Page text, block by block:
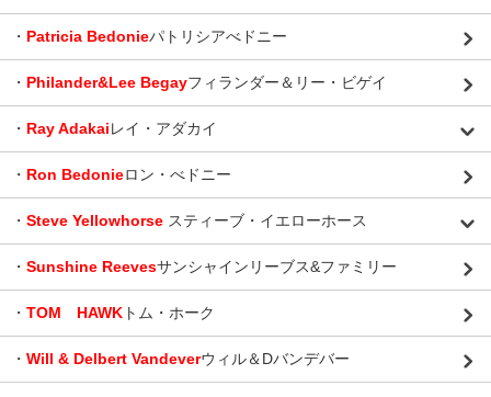
・ Patricia Bedonieパトリシアべドニー
・ Philander&Lee Begayフィランダー＆リー・ビゲイ
・ Ray Adakaiレイ・アダカイ
・ Ron Bedonieロン・べドニー
・ Steve Yellowhorse スティーブ・イエローホース
・ Sunshine Reevesサンシャインリーブス&ファミリー
・ TOM HAWK トム・ホーク
・ Will & Delbert Vandeverウィル＆Dバンデバー